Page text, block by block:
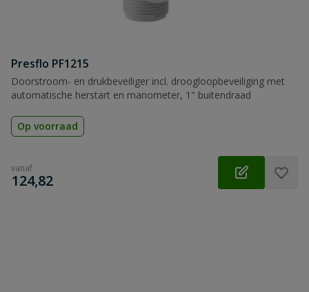
Presflo PF1215
Doorstroom- en drukbeveiliger incl. droogloopbeveiliging met
automatische herstart en manometer, 1" buitendraad
Op voorraad
vanaf
€
124,82